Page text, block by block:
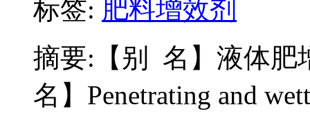
标签: 肥料增效剂
摘要: 【别 名】液体肥
名】Penetrating and